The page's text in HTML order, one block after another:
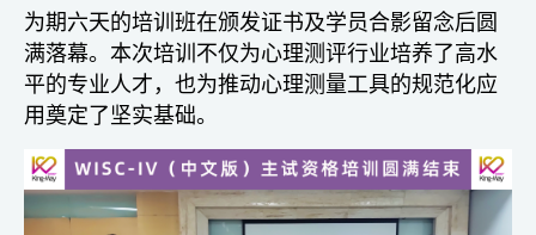
为期六天的培训班在颁发证书及学员合影留念后圆
满落幕。本次培训不仅为心理测评行业培养了高水
平的专业人才，也为推动心理测量工具的规范化应
用奠定了坚实基础。